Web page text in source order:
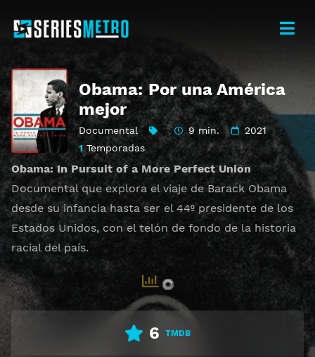
Obama: Por una América
mejor
Documental 9 min.
2021
1Temporadas
Obama: In Pursuit of a More Perfect Union
Documental que explora el viaje de Barack Obama
desde su infancia hasta ser el 44º presidente de los
Estados Unidos, con el telón de fondo de la historia
racial del país.
6 TMDB